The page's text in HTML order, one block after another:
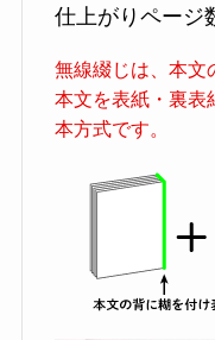
仕上がりページ
無線綴じは、本文
本文を表紙・裏表
本方式です。